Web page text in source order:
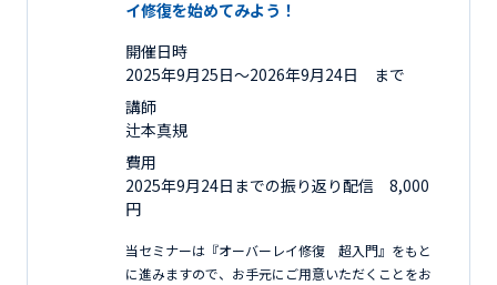
イ修復を始めてみよう！
開催日時
2025年9月25日〜2026年9月24日 まで
講師
辻本真規
費用
2025年9月24日までの振り返り配信 8,000
円
当セミナーは『オーバーレイ修復 超入門』をもと
に進みますので、お手元にご用意いただくことをお